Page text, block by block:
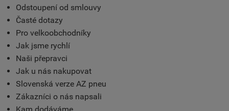
Odstoupení od smlouvy
Časté dotazy
Pro velkoobchodníky
Jak jsme rychlí
Naši přepravci
Jak u nás nakupovat
Slovenská verze AZ pneu
Zákazníci o nás napsali
Kam dodáváme